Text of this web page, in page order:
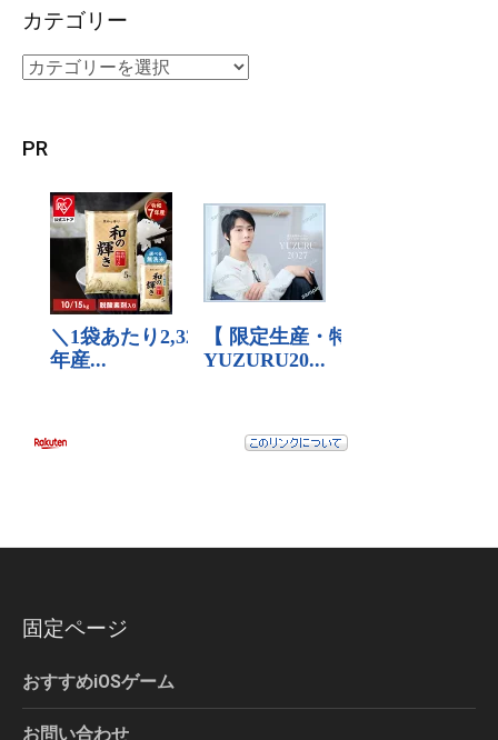
カテゴリー
PR
固定ページ
おすすめiOSゲーム
お問い合わせ